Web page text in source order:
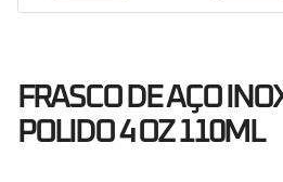
FRASCO DE AÇO
POLIDO 4 OZ 110ML